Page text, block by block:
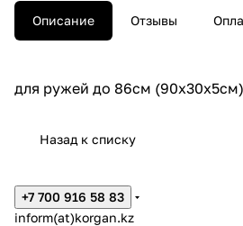
Описание Отзывы
для ружей до 86см (90x30x5см)
Назад к списку
+7 700 916 58 83
inform(at)korgan.kz